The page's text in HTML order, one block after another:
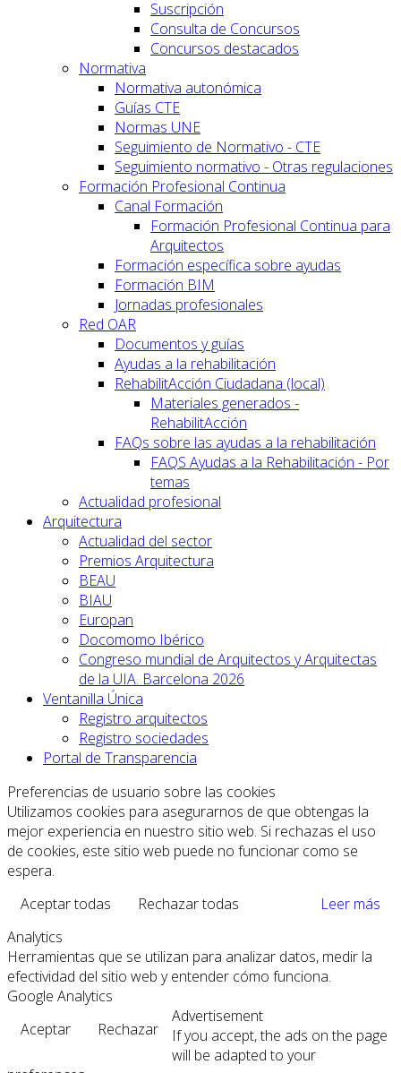
Suscripción
Consulta de Concursos
Concursos destacados
Normativa
Normativa autonómica
Guías CTE
Normas UNE
Seguimiento de Normativo - CTE
Seguimiento normativo - Otras regulaciones
Formación Profesional Continua
Canal Formación
Formación Profesional Continua para
Arquitectos
Formación específica sobre ayudas
Formación BIM
Jornadas profesionales
Red OAR
Documentos y guías
Ayudas a la rehabilitación
RehabilitAcción Ciudadana (local)
Materiales generados -
RehabilitAcción
FAQs sobre las ayudas a la rehabilitación
FAQS Ayudas a la Rehabilitación - Por
temas
Actualidad profesional
Arquitectura
Actualidad del sector
Premios Arquitectura
BEAU
BIAU
Europan
Docomomo Ibérico
Congreso mundial de Arquitectos y Arquitectas
de la UIA. Barcelona 2026
Ventanilla Única
Registro arquitectos
Registro sociedades
Portal de Transparencia
Preferencias de usuario sobre las cookies
Utilizamos cookies para asegurarnos de que obtengas la
mejor experiencia en nuestro sitio web. Si rechazas el uso
de cookies, este sitio web puede no funcionar como se
espera.
Aceptar todas
Rechazar todas
Leer más
Analytics
Herramientas que se utilizan para analizar datos, medir la
efectividad del sitio web y entender cómo funciona.
Google Analytics
Aceptar
Rechazar
Advertisement
If you accept, the ads on the page
will be adapted to your